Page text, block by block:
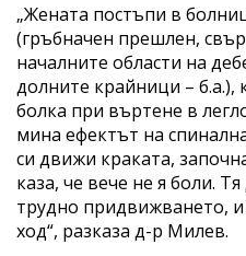
„Жената постъпи в
(гръбначен прешлен,
началните области на
долните крайници – б.а.),
болка при въртене в
мина ефектът на
си движи краката,
каза, че вече не я боли.
трудно придвижването, и
ход“, разказа д-р Милев.